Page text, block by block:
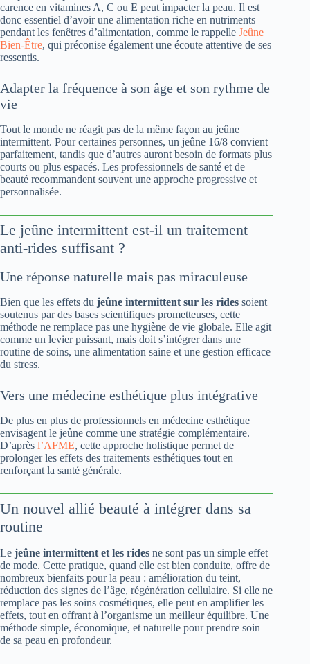
carence en vitamines A, C ou E peut impacter la peau. Il est
donc essentiel d’avoir une alimentation riche en nutriments
pendant les fenêtres d’alimentation, comme le rappelle Jeûne
Bien-Être, qui préconise également une écoute attentive de ses
ressentis.
Adapter la fréquence à son âge et son rythme de
vie
Tout le monde ne réagit pas de la même façon au jeûne
intermittent. Pour certaines personnes, un jeûne 16/8 convient
parfaitement, tandis que d’autres auront besoin de formats plus
courts ou plus espacés. Les professionnels de santé et de
beauté recommandent souvent une approche progressive et
personnalisée.
Le jeûne intermittent est-il un traitement
anti-rides suffisant ?
Une réponse naturelle mais pas miraculeuse
Bien que les effets du jeûne intermittent sur les rides soient
soutenus par des bases scientifiques prometteuses, cette
méthode ne remplace pas une hygiène de vie globale. Elle agit
comme un levier puissant, mais doit s’intégrer dans une
routine de soins, une alimentation saine et une gestion efficace
du stress.
Vers une médecine esthétique plus intégrative
De plus en plus de professionnels en médecine esthétique
envisagent le jeûne comme une stratégie complémentaire.
D’après l’AFME, cette approche holistique permet de
prolonger les effets des traitements esthétiques tout en
renforçant la santé générale.
Un nouvel allié beauté à intégrer dans sa
routine
Le jeûne intermittent et les rides ne sont pas un simple effet
de mode. Cette pratique, quand elle est bien conduite, offre de
nombreux bienfaits pour la peau : amélioration du teint,
réduction des signes de l’âge, régénération cellulaire. Si elle ne
remplace pas les soins cosmétiques, elle peut en amplifier les
effets, tout en offrant à l’organisme un meilleur équilibre. Une
méthode simple, économique, et naturelle pour prendre soin
de sa peau en profondeur.